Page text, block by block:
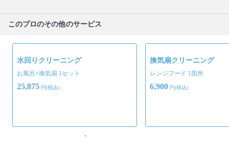
このプロのその他のサービス
水回りクリーニング
お風呂×換気扇 1セット
25,875 円(税込)
換気扇クリーニング
レンジフード 1箇所
6,900 円(税込)